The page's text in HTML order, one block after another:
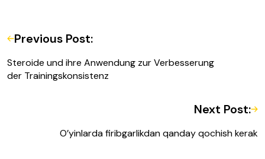
Previous Post:
Steroide und ihre Anwendung zur Verbesserung
der Trainingskonsistenz
Next Post:
O’yinlarda firibgarlikdan qanday qochish kerak